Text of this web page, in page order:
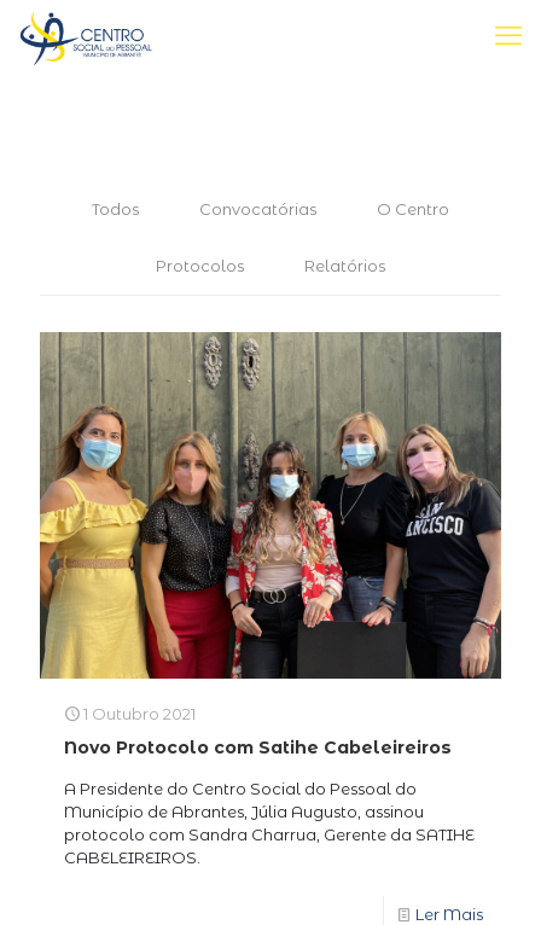
Todos Convocatórias O Centro
Protocolos Relatórios
1 Outubro 2021
Novo Protocolo com Satihe Cabeleireiros
A Presidente do Centro Social do Pessoal do
Município de Abrantes, Júlia Augusto, assinou
protocolo com Sandra Charrua, Gerente da SATIHE
CABELEIREIROS.
Ler Mais